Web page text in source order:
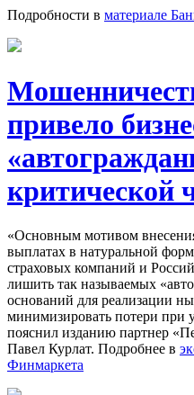
Подробности в материале
привело
критической
«Основным мотивом
выплатах в натуральной
страховых компаний и
лишить так называемых
оснований для реализации
минимизировать потери при
пояснил изданию партнер
Павел Курлат. Подробнее в
Финмаркета